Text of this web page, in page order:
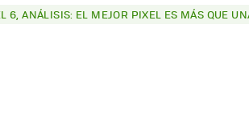
6, ANÁLISIS: EL MEJOR PIXEL ES MÁS QUE